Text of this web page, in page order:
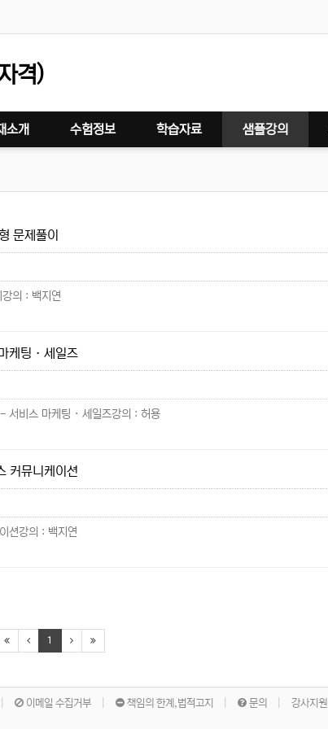
격)
소개 수험정보 학습자료 샘플강의
문제풀이
의 : 백지연
케팅 · 세일즈
비스 마케팅 · 세일즈강의 : 허용
커뮤니케이션
션강의 : 백지연
1
이메일 수집거부 책임의 한계,법적고지 문의 강사지원